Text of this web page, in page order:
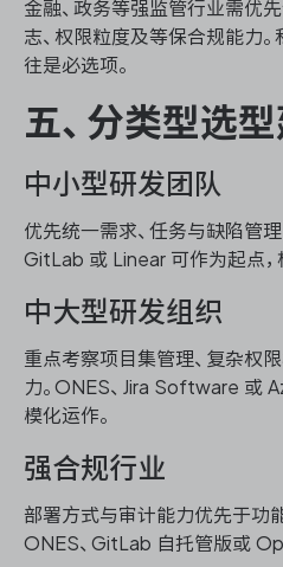
金融、政务等强监管行业需优
志、权限粒度及等保合规能力
往是必选项。
五、分类型选
中小型研发团队
优先统一需求、任务与缺陷管理
GitLab 或 Linear 可作为起点，
中大型研发组织
重点考察项目集管理、复杂权
力。ONES、Jira Software 或
模化运作。
强合规行业
部署方式与审计能力优先于功
ONES、GitLab 自托管版或